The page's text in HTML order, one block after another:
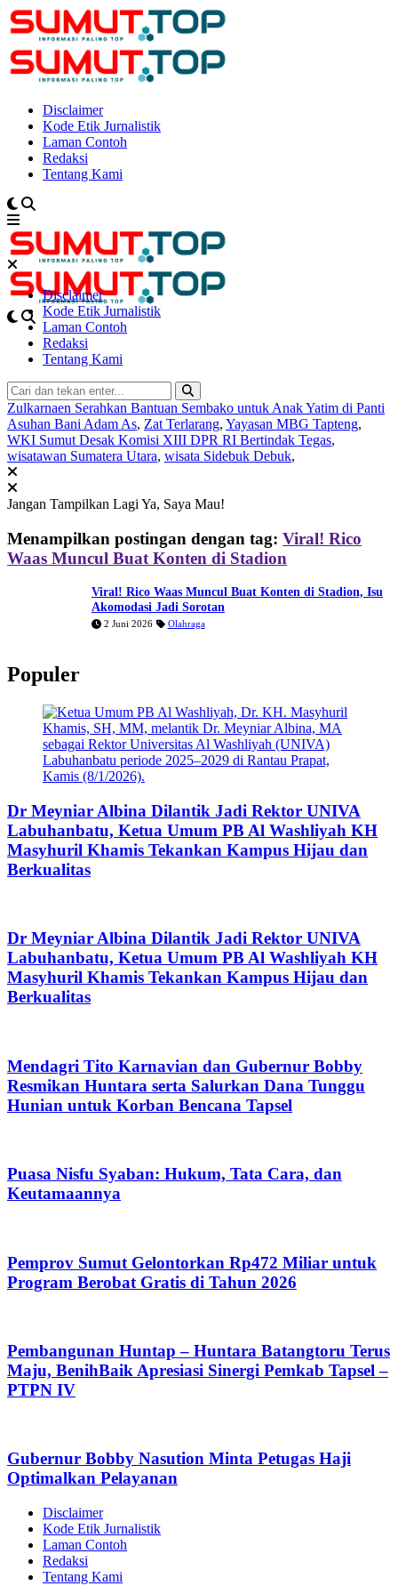
Disclaimer
Kode Etik Jurnalistik
Laman Contoh
Redaksi
Tentang Kami
Disclaimer
Kode Etik Jurnalistik
Laman Contoh
Redaksi
Tentang Kami
Zulkarnaen Serahkan Bantuan Sembako untuk Anak Yatim di Panti
Asuhan Bani Adam As, Zat Terlarang, Yayasan MBG Tapteng,
WKI Sumut Desak Komisi XIII DPR RI Bertindak Tegas,
wisatawan Sumatera Utara, wisata Sidebuk Debuk,
Jangan Tampilkan Lagi Ya, Saya Mau!
Menampilkan postingan dengan tag: Viral! Rico
Waas Muncul Buat Konten di Stadion
Viral! Rico Waas Muncul Buat Konten di Stadion, Isu
Akomodasi Jadi Sorotan
2 Juni 2026 Olahraga
Populer
Dr Meyniar Albina Dilantik Jadi Rektor UNIVA
Labuhanbatu, Ketua Umum PB Al Washliyah KH
Masyhuril Khamis Tekankan Kampus Hijau dan
Berkualitas
Dr Meyniar Albina Dilantik Jadi Rektor UNIVA
Labuhanbatu, Ketua Umum PB Al Washliyah KH
Masyhuril Khamis Tekankan Kampus Hijau dan
Berkualitas
Mendagri Tito Karnavian dan Gubernur Bobby
Resmikan Huntara serta Salurkan Dana Tunggu
Hunian untuk Korban Bencana Tapsel
Puasa Nisfu Syaban: Hukum, Tata Cara, dan
Keutamaannya
Pemprov Sumut Gelontorkan Rp472 Miliar untuk
Program Berobat Gratis di Tahun 2026
Pembangunan Huntap – Huntara Batangtoru Terus
Maju, BenihBaik Apresiasi Sinergi Pemkab Tapsel –
PTPN IV
Gubernur Bobby Nasution Minta Petugas Haji
Optimalkan Pelayanan
Disclaimer
Kode Etik Jurnalistik
Laman Contoh
Redaksi
Tentang Kami